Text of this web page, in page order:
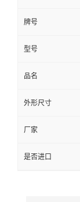
牌号
型号
品名
外形尺寸
厂家
是否进口